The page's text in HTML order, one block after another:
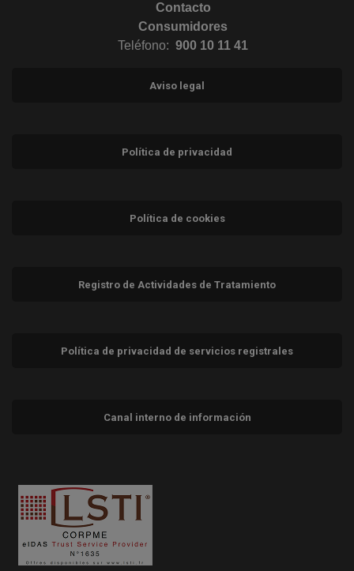
Contacto
Consumidores
Teléfono: 900 10 11 41
Aviso legal
Política de privacidad
Política de cookies
Registro de Actividades de Tratamiento
Política de privacidad de servicios registrales
Canal interno de información